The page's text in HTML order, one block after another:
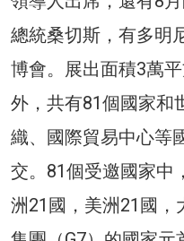
總統桑切斯，有多明
博會。展出面積3萬
外，共有81個國家和
織、國際貿易中心等
交。81個受邀國家中
洲21國，美洲21國，